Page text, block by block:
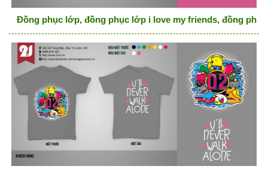
Đồng phục lớp, đồng phục lớp i love my friends, đồng